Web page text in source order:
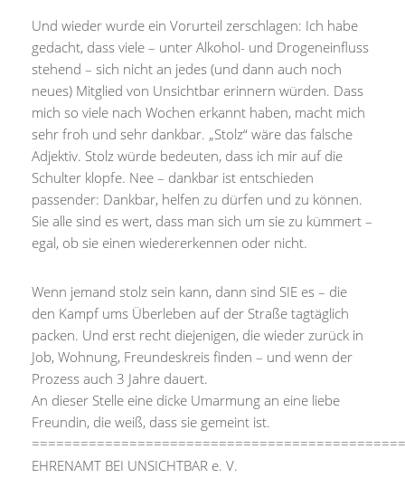
Und wieder wurde ein Vorurteil zerschlagen: Ich habe
gedacht, dass viele – unter Alkohol- und Drogeneinfluss
stehend – sich nicht an jedes (und dann auch noch
neues) Mitglied von Unsichtbar erinnern würden. Dass
mich so viele nach Wochen erkannt haben, macht mich
sehr froh und sehr dankbar. „Stolz“ wäre das falsche
Adjektiv. Stolz würde bedeuten, dass ich mir auf die
Schulter klopfe. Nee – dankbar ist entschieden
passender: Dankbar, helfen zu dürfen und zu können.
Sie alle sind es wert, dass man sich um sie zu kümmert –
egal, ob sie einen wiedererkennen oder nicht.
Wenn jemand stolz sein kann, dann sind SIE es – die
den Kampf ums Überleben auf der Straße tagtäglich
packen. Und erst recht diejenigen, die wieder zurück in
Job, Wohnung, Freundeskreis finden – und wenn der
Prozess auch 3 Jahre dauert.
An dieser Stelle eine dicke Umarmung an eine liebe
Freundin, die weiß, dass sie gemeint ist.
EHRENAMT BEI UNSICHTBAR e. V.